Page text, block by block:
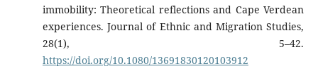
immobility: Theoretical reflections and Cape Verdean
experiences. Journal of Ethnic and Migration Studies,
28(1), 5–42.
https://doi.org/10.1080/13691830120103912